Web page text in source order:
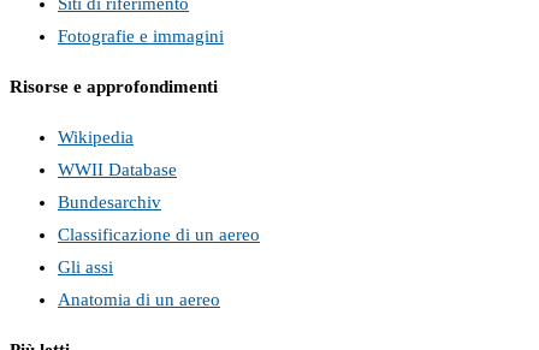
Fotografie e immagini
Risorse e approfondimenti
Wikipedia
WWII Database
Bundesarchiv
Classificazione di un aereo
Gli assi
Anatomia di un aereo